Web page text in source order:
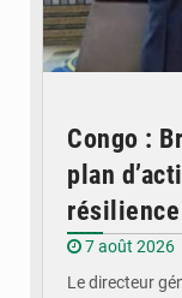
Congo :
plan
7 août 2026
Le directeur